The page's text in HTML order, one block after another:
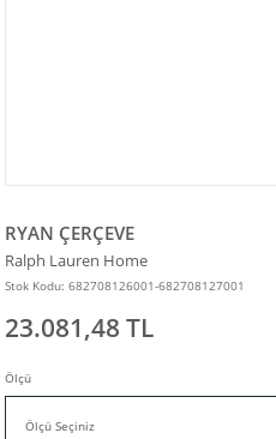
RYAN ÇERÇEVE
Ralph Lauren Home
Stok Kodu: 682708126001-682708127001
23.081,48 TL
Ölçü